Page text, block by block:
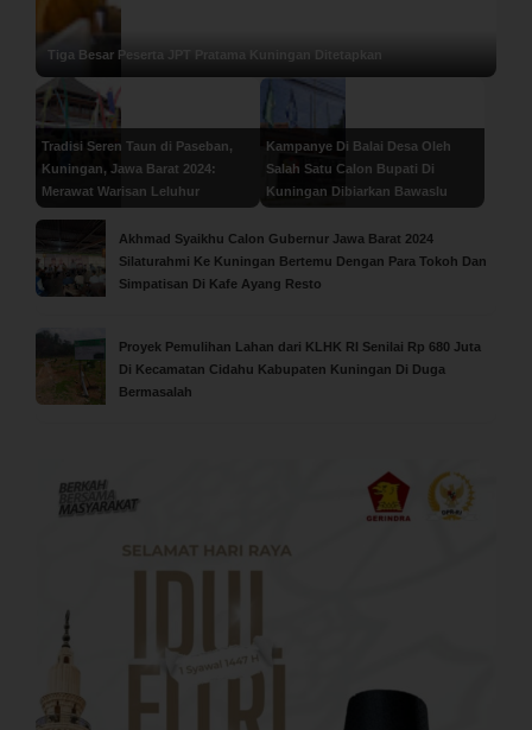
Tiga Besar Peserta JPT Pratama Kuningan Ditetapkan
Tradisi Seren Taun di Paseban,
Kuningan, Jawa Barat 2024:
Merawat Warisan Leluhur
Kampanye Di Balai Desa Oleh
Salah Satu Calon Bupati Di
Kuningan Dibiarkan Bawaslu
Akhmad Syaikhu Calon Gubernur Jawa Barat 2024
Silaturahmi Ke Kuningan Bertemu Dengan Para Tokoh Dan
Simpatisan Di Kafe Ayang Resto
Proyek Pemulihan Lahan dari KLHK RI Senilai Rp 680 Juta
Di Kecamatan Cidahu Kabupaten Kuningan Di Duga
Bermasalah